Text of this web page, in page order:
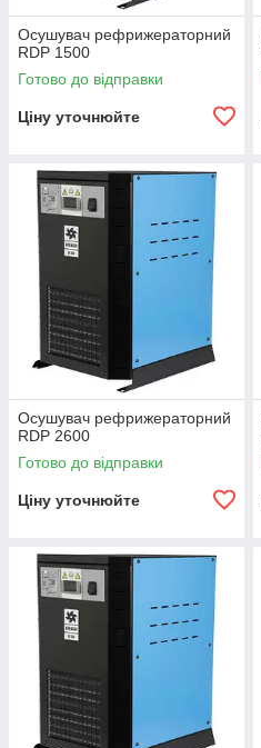
Осушувач рефрижераторний
RDP 1500
Готово до відправки
Ціну уточнюйте
Осушувач рефрижераторний
RDP 2600
Готово до відправки
Ціну уточнюйте